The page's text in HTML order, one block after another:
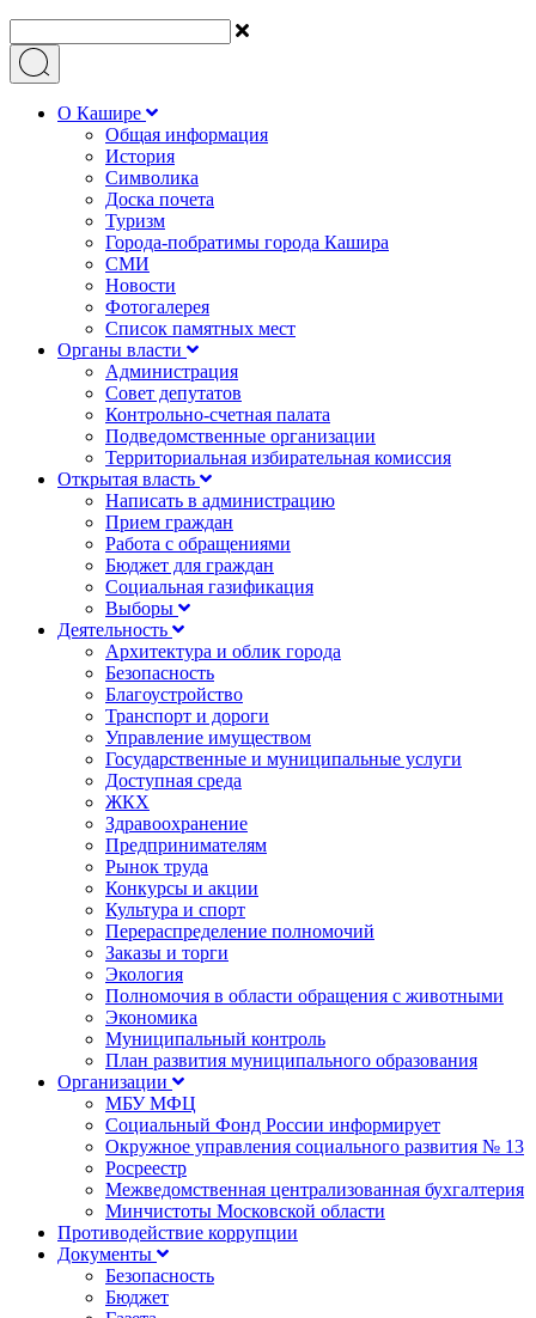
О Кашире
Общая информация
История
Символика
Доска почета
Туризм
Города-побратимы города Кашира
СМИ
Новости
Фотогалерея
Список памятных мест
Органы власти
Администрация
Совет депутатов
Контрольно-счетная палата
Подведомственные организации
Территориальная избирательная комиссия
Открытая власть
Написать в администрацию
Прием граждан
Работа с обращениями
Бюджет для граждан
Социальная газификация
Выборы
Деятельность
Архитектура и облик города
Безопасность
Благоустройство
Транспорт и дороги
Управление имуществом
Государственные и муниципальные услуги
Доступная среда
ЖКХ
Здравоохранение
Предпринимателям
Рынок труда
Конкурсы и акции
Культура и спорт
Перераспределение полномочий
Заказы и торги
Экология
Полномочия в области обращения с животными
Экономика
Муниципальный контроль
План развития муниципального образования
Организации
МБУ МФЦ
Социальный Фонд России информирует
Окружное управления социального развития № 13
Росреестр
Межведомственная централизованная бухгалтерия
Минчистоты Московской области
Противодействие коррупции
Документы
Безопасность
Бюджет